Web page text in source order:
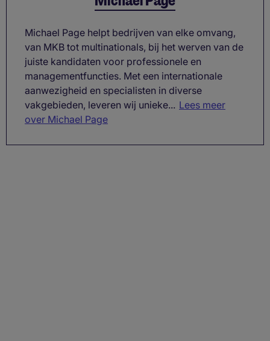
Michael Page helpt bedrijven van elke omvang,
van MKB tot multinationals, bij het werven van de
juiste kandidaten voor professionele en
managementfuncties. Met een internationale
aanwezigheid en specialisten in diverse
vakgebieden, leveren wij unieke... Lees meer
over Michael Page